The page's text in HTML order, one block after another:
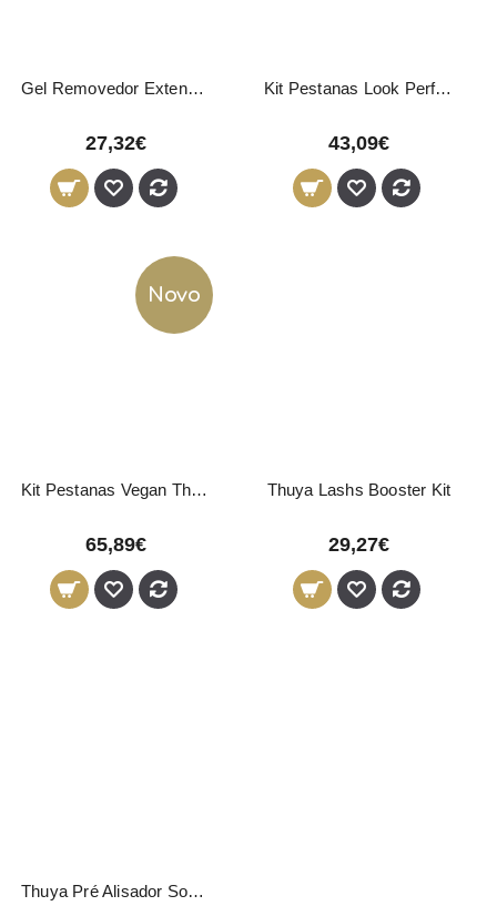
Gel Removedor Extensões Pestanas Thuya 15ml
27,32€
Kit Pestanas Look Perfeito Thuya
43,09€
Novo
Kit Pestanas Vegan Thuya
65,89€
Thuya Lashs Booster Kit
29,27€
Thuya Pré Alisador Sobrancelhas 15ml